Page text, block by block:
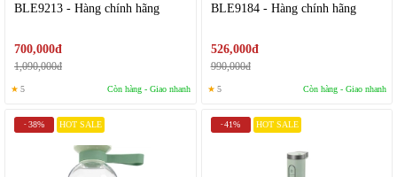
BLE9213 - Hàng chính hãng
700,000đ
1,090,000đ
★ 5 Còn hàng - Giao nhanh
BLE9184 - Hàng chính hãng
526,000đ
990,000đ
★ 5 Còn hàng - Giao nhanh
- 38% HOT SALE -41% HOT SALE